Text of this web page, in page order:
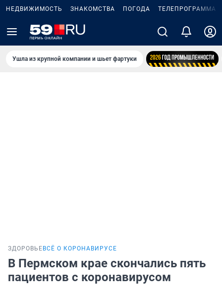
НЕДВИЖИМОСТЬ ЗНАКОМСТВА ПОГОДА ТЕЛЕПРОГРАММА
Ушла из крупной компании и шьет фартуки
ЗДОРОВЬЕ ВСЁ О КОРОНАВИРУСЕ
В Пермском крае скончались пять
пациентов с коронавирусом